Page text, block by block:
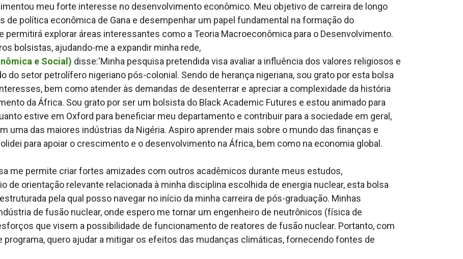
meu forte interesse no desenvolvimento econômico. Meu objetivo de carreira de longo
de política econômica de Gana e desempenhar um papel fundamental na formação do
permitirá explorar áreas interessantes como a Teoria Macroeconômica para o Desenvolvimento.
bolsistas, ajudando-me a expandir minha rede,
e Social) disse:'Minha pesquisa pretendida visa avaliar a influência dos valores religiosos e
do setor petrolífero nigeriano pós-colonial. Sendo de herança nigeriana, sou grato por esta bolsa
bem como atender às demandas de desenterrar e apreciar a complexidade da história
da África. Sou grato por ser um bolsista do Black Academic Futures e estou animado para
estive em Oxford para beneficiar meu departamento e contribuir para a sociedade em geral,
uma das maiores indústrias da Nigéria. Aspiro aprender mais sobre o mundo das finanças e
para apoiar o crescimento e o desenvolvimento na África, bem como na economia global.
me permite criar fortes amizades com outros acadêmicos durante meus estudos,
de orientação relevante relacionada à minha disciplina escolhida de energia nuclear, esta bolsa
pela qual posso navegar no início da minha carreira de pós-graduação. Minhas
de fusão nuclear, onde espero me tornar um engenheiro de neutrônicos (física de
que visem a possibilidade de funcionamento de reatores de fusão nuclear. Portanto, com
programa, quero ajudar a mitigar os efeitos das mudanças climáticas, fornecendo fontes de